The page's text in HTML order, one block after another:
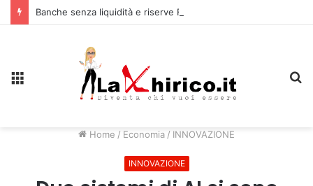
Home / Economia / INNOVAZIONE
INNOVAZIONE